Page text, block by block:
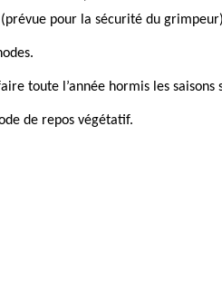
pour la sécurité du
toute l’année hormis les saisons
de repos végétatif.